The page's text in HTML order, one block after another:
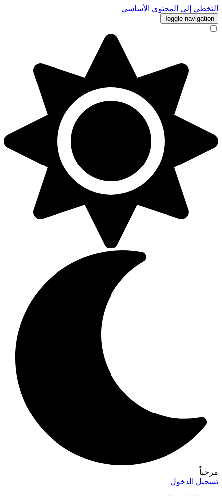
التخطي إلى المحتوى الأساسي
Toggle navigation
مرحباً
تسجيل الدخول